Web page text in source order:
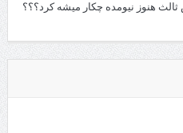
هنوز نیومده چکار میشه کرد؟؟؟